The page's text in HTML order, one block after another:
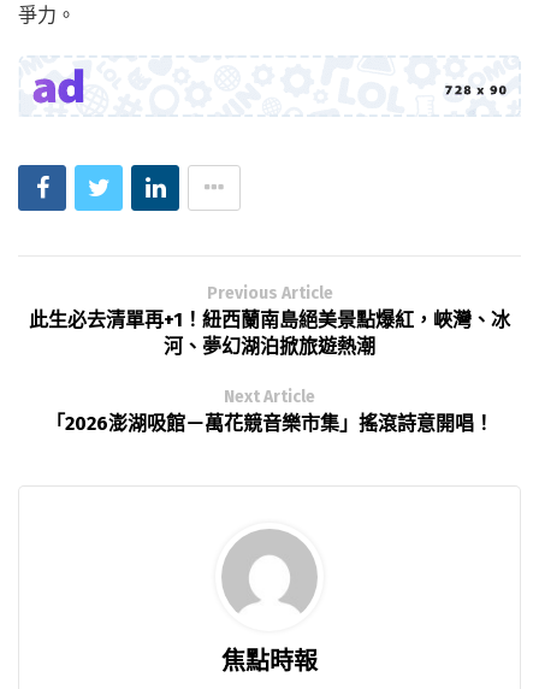
爭力。
Previous Article
此生必去清單再+1！紐西蘭南島絕美景點爆紅，峽灣、冰
河、夢幻湖泊掀旅遊熱潮
Next Article
「2026澎湖吸館－萬花競音樂市集」搖滾詩意開唱！
焦點時報